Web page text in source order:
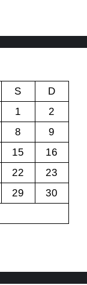
S
D
1
2
8
9
15
16
22
23
29
30